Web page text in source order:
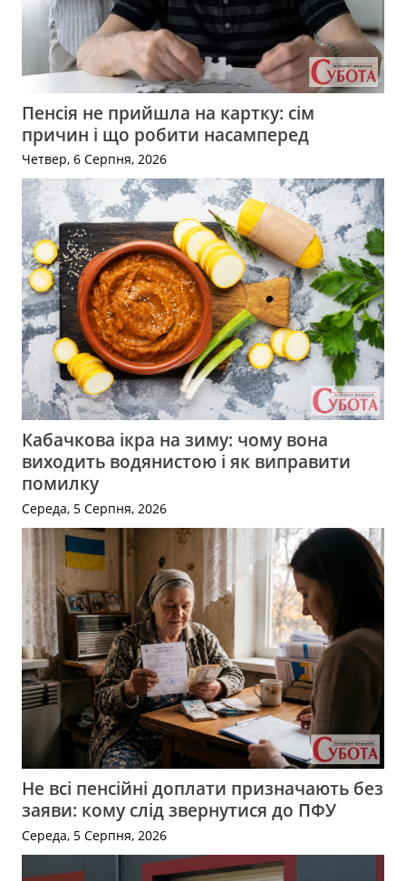
Пенсія не прийшла на картку: сім
причин і що робити насамперед
Четвер, 6 Серпня, 2026
Кабачкова ікра на зиму: чому вона
виходить водянистою і як виправити
помилку
Середа, 5 Серпня, 2026
Не всі пенсійні доплати призначають без
заяви: кому слід звернутися до ПФУ
Середа, 5 Серпня, 2026